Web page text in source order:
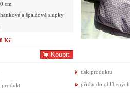
cm
a špaldové slupky
Kč
Koupit
produkt.
tisk produktu
přidat do oblíbených